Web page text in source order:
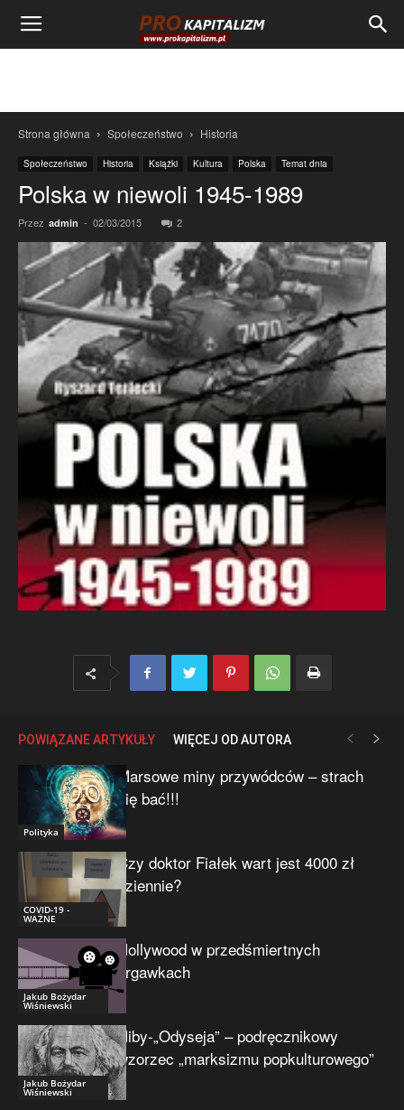
Strona główna Społeczeństwo Historia
Społeczeństwo Historia Książki Kultura Polska Temat dnia
Polska w niewoli 1945-1989
Przez admin - 02/03/2015 2
POWIĄZANE ARTYKUŁY WIĘCEJ OD AUTORA
Polityka
Marsowe miny przywódców – strach
się bać!!!
COVID-19 -
WAŻNE
Czy doktor Fiałek wart jest 4000 zł
dziennie?
Jakub Bożydar
Wiśniewski
Hollywood w przedśmiertnych
drgawkach
Jakub Bożydar
Wiśniewski
Niby-„Odyseja” – podręcznikowy
wzorzec „marksizmu popkulturowego”